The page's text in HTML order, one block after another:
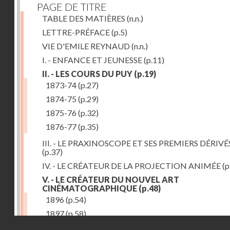
PAGE DE TITRE
TABLE DES MATIÈRES (n.n.)
LETTRE-PRÉFACE(p.5)
VIE D'EMILE REYNAUD (n.n.)
I. - ENFANCE ET JEUNESSE(p.11)
II. - LES COURS DU PUY (p.19)
1873-74(p.27)
1874-75 (p.29)
1875-76 (p.32)
1876-77(p.35)
III. - LE PRAXINOSCOPE ET SES PREMIERS
(p.37)
IV. - LE CRÉATEUR DE LA PROJECTION ANIMÉE
V. - LE CRÉATEUR DU NOUVEL ART
CINÉMATOGRAPHIQUE (p.48)
1896 (p.54)
1897(p.58)